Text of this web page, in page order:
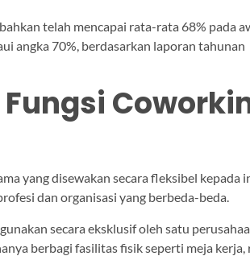
telah mencapai rata-rata 68% pada
angka 70%, berdasarkan laporan tahunan
yang disewakan secara fleksibel kepada
dan organisasi yang berbeda-beda.
secara eksklusif oleh satu
berbagi fasilitas fisik seperti meja kerja,